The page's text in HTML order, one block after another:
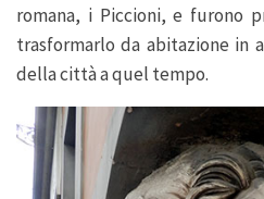
romana, i Piccioni, e furono
trasformarlo da abitazione in
della città a quel tempo.